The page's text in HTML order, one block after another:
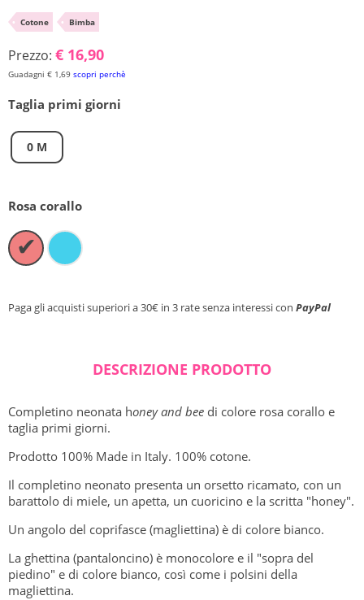
• Cotone • Bimba
Prezzo: € 16,90
Guadagni € 1,69 scopri perchè
Taglia primi giorni
0 M
Rosa corallo
✔
Paga gli acquisti superiori a 30€ in 3 rate senza interessi con PayPal
DESCRIZIONE PRODOTTO
Completino neonata honey and bee di colore rosa corallo e
taglia primi giorni.
Prodotto 100% Made in Italy. 100% cotone.
Il completino neonato presenta un orsetto ricamato, con un
barattolo di miele, un apetta, un cuoricino e la scritta "honey".
Un angolo del coprifasce (magliettina) è di colore bianco.
La ghettina (pantaloncino) è monocolore e il "sopra del
piedino" e di colore bianco, così come i polsini della
magliettina.